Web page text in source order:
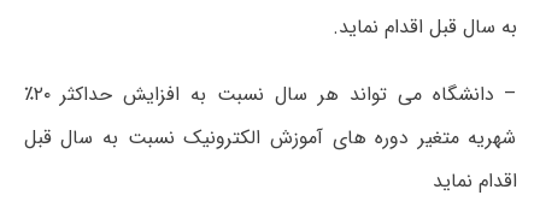
به سال قبل اقدام نماید.
– دانشگاه می تواند هر سال نسبت به افزایش حداکثر ۲۰٪
شهریه متغیر دوره های آموزش الکترونیک نسبت به سال قبل
اقدام نماید